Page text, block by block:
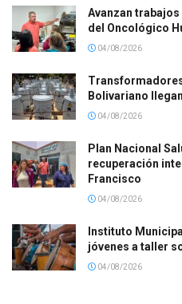
Avanzan
del Oncológico
04/08/2026
Bolivariano
04/08/2026
Plan Nacional
recuperación
Francisco
04/08/2026
Instituto
jóvenes a taller
04/08/2026